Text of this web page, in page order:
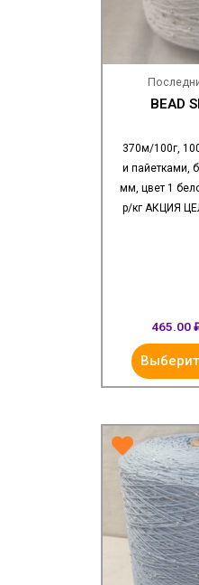
BEAD
370м/100г,
и пайетками,
мм, цвет 1
р/кг АКЦИЯ
465.00